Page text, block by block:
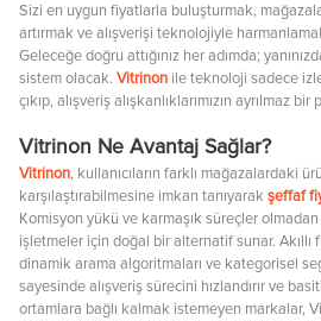
Sizi en uygun fiyatlarla buluşturmak,
artırmak ve alışverişi teknolojiyle
Geleceğe doğru attığınız her adımda;
sistem olacak. Vitrinon ile teknoloji sadece
çıkıp, alışveriş alışkanlıklarımızın ayrılmaz
Vitrinon Ne Avantaj Sağlar?
Vitrinon, kullanıcıların farklı mağazalardaki
karşılaştırabilmesine imkan tanıyarak şeffaf
Komisyon yükü ve karmaşık süreçler
işletmeler için doğal bir alternatif sunar.
dinamik arama algoritmaları ve kategorisel
sayesinde alışveriş sürecini hızlandırır ve
ortamlara bağlı kalmak istemeyen markalar,